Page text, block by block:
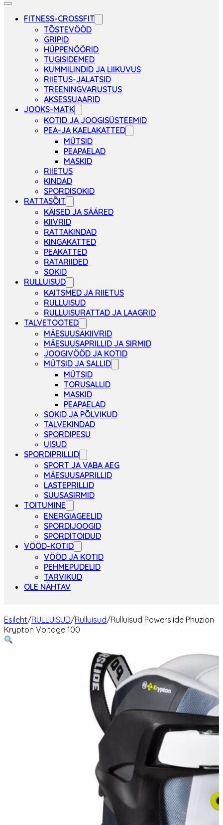
FITNESS-CROSSFIT
TÕSTEVÖÖD
GRIPID
HÜPPENÖÖRID
TUGISIDEMED
KUMMILINDID JA LIIKUVUS
RIIETUS-JALATSID
TREENINGVARUSTUS
AKSESSUAARID
JOOKS-MATK
KOTID JA JOOGISÜSTEEMID
PEA-JA KAELAKATTED
MÜTSID
PEAPAELAD
MASKID
RIIETUS
KINDAD
SPORDISOKID
RATTASÕIT
KÄISED JA SÄÄRED
KIIVRID
RATTAKINDAD
KINGAKATTED
PEAKATTED
RATARIIDED
SOKID
RULLUISUD
KAITSMED JA RIIETUS
RULLUISUD
RULLUISURATTAD JA LAAGRID
TALVETOOTED
MÄESUUSAKIIVRID
MÄESUUSAPRILLID JA SIRMID
JOOGIVÖÖD JA KOTID
MÜTSID JA SALLID
MÜTSID
TORUSALLID
MASKID
PEAPAELAD
SOKID JA PÕLVIKUD
TALVEKINDAD
SPORDIPESU
UISUD
SPORDIPRILLID
SPORT JA VABA AEG
MÄESUUSAPRILLID
LASTEPRILLID
SUUSASIRMID
TOITUMINE
ENERGIAGEELID
SPORDIJOOGID
SPORDITOIDUD
VÖÖD-KOTID
VÖÖD JA KOTID
PEHMEPUDELID
TARVIKUD
OLE NÄHTAV
Esileht/RULLUISUD/Rulluisud/Rulluisud Powerslide Phuzion
Krypton Voltage 100